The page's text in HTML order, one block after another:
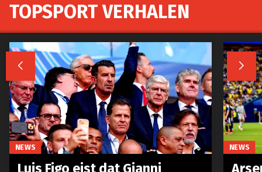
TOPSPORT VERHALEN
 
NEWS
Luis Figo eist dat Gianni
NEWS